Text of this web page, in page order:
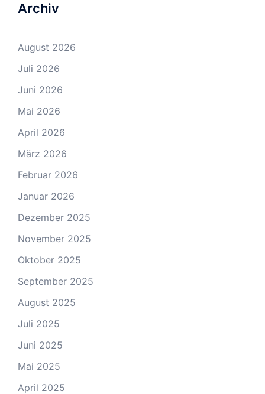
Archiv
August 2026
Juli 2026
Juni 2026
Mai 2026
April 2026
März 2026
Februar 2026
Januar 2026
Dezember 2025
November 2025
Oktober 2025
September 2025
August 2025
Juli 2025
Juni 2025
Mai 2025
April 2025